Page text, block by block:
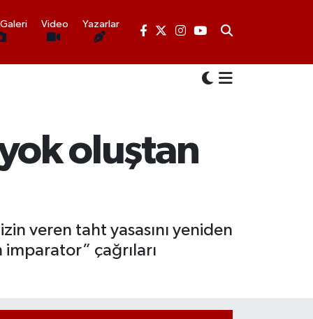
Video Yazarlar
oluştan
veren taht yasasını yeniden
imparator” çağrıları